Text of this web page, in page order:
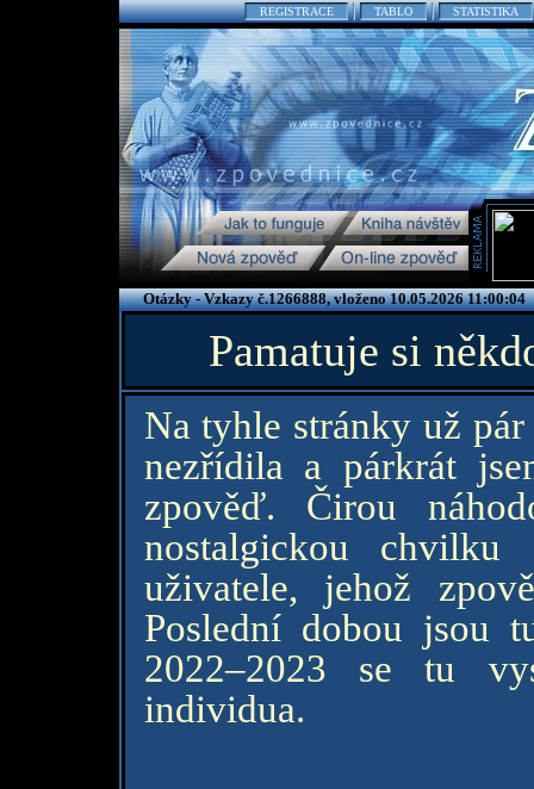
REGISTRACE TABLO STATISTIKA
Otázky - Vzkazy č.1266888, vloženo 10.05.2026 11:00:04
Pamatuje si
Na tyhle stránky už
nezřídila a párkrát
zpověď. Čirou
nostalgickou
uživatele, jehož
Poslední dobou jsou
2022–2023 se tu
individua.